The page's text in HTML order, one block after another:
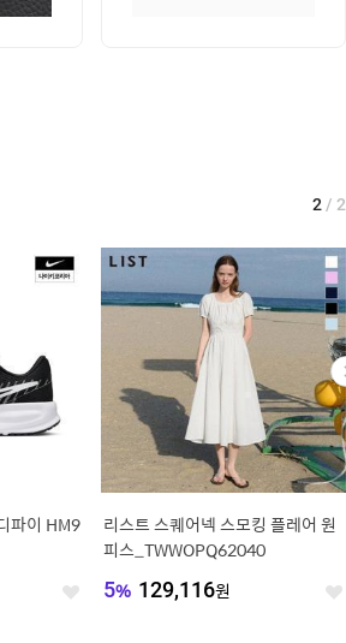
파이 HM9
좋
리스트 스퀘어넥 스모킹 플레어 원
피스_TWWOPQ62040
5% 129,116원 좋
2 / 2